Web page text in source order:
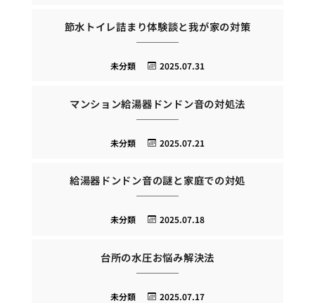
節水トイレ詰まり体験談と我が家の対策
2025.07.31
未分類
マンション給湯器ドンドン音の対処法
2025.07.21
未分類
給湯器ドンドン音の謎と家庭での対処
2025.07.18
未分類
台所の水圧お悩み解決法
2025.07.17
未分類